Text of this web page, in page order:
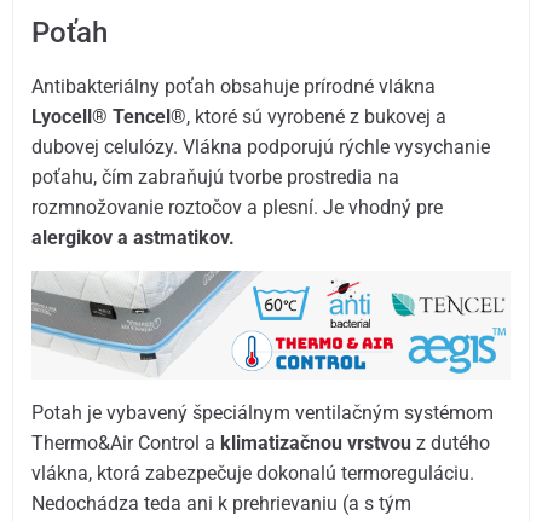
Poťah
Antibakteriálny poťah obsahuje prírodné vlákna
Lyocell®Tencel®, ktoré sú vyrobené z bukovej a
dubovej celulózy. Vlákna podporujú rýchle vysychanie
poťahu, čím zabraňujú tvorbe prostredia na
rozmnožovanie roztočov a plesní. Je vhodný pre
alergikov a astmatikov.
Potah je vybavený špeciálnym ventilačným systémom
Thermo&Air Control a klimatizačnou vrstvou z dutého
vlákna, ktorá zabezpečuje dokonalú termoreguláciu.
Nedochádza teda ani k prehrievaniu (a s tým